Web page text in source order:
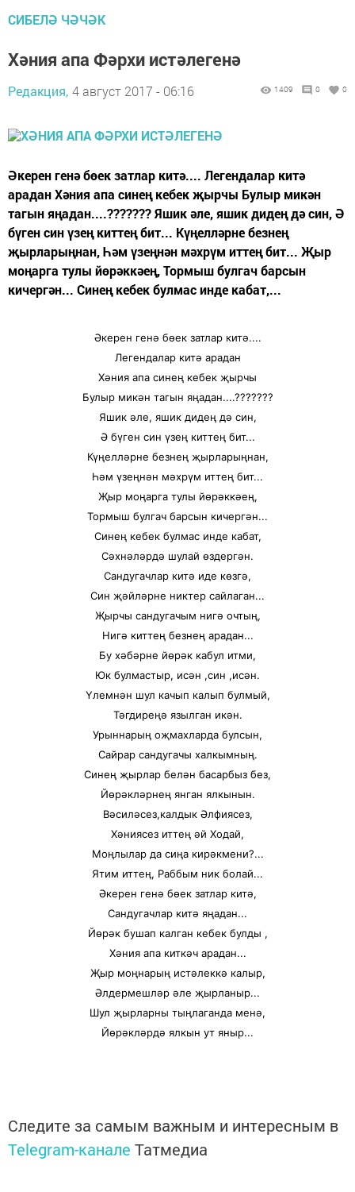
СИБЕЛӘ ЧӘЧӘК
Хәния апа Фәрхи истәлегенә
Редакция, 4 август 2017 - 06:16 1409 0 0
Әкерен генә бөек затлар китә.... Легендалар китә
арадан Хәния апа синең кебек җырчы Булыр микән
тагын яңадан....??????? Яшик әле, яшик дидең дә син, Ә
бүген син үзең киттең бит... Күңелләрне безнең
җырларыңнан, Һәм үзеңнән мәхрүм иттең бит... Җыр
моңарга тулы йөрәккәең, Тормыш булгач барсын
кичергән... Синең кебек булмас инде кабат,...
Әкерен генә бөек затлар китә....
Легендалар китә арадан
Хәния апа синең кебек җырчы
Булыр микән тагын яңадан....???????
Яшик әле, яшик дидең дә син,
Ә бүген син үзең киттең бит...
Күңелләрне безнең җырларыңнан,
Һәм үзеңнән мәхрүм иттең бит...
Җыр моңарга тулы йөрәккәең,
Тормыш булгач барсын кичергән...
Синең кебек булмас инде кабат,
Сәхнәләрдә шулай өздергән.
Сандугачлар китә иде көзгә,
Син җәйләрне никтер сайлаган...
Җырчы сандугачым нигә очтың,
Нигә киттең безнең арадан...
Бу хәбәрне йөрәк кабул итми,
Юк булмастыр, исән ,син ,исән.
Үлемнән шул качып калып булмый,
Тәгдиреңә язылган икән.
Урыннарың оҗмахларда булсын,
Сайрар сандугачы халкымның.
Синең җырлар белән басарбыз без,
Йөрәкләрнең янган ялкынын.
Вәсиләсез,калдык Әлфиясез,
Хәниясез иттең әй Ходай,
Моңлылар да сиңа кирәкмени?...
Ятим иттең, Раббым ник болай...
Әкерен генә бөек затлар китә,
Сандугачлар китә яңадан...
Йөрәк бушап калган кебек булды ,
Хәния апа киткәч арадан...
Җыр моңнарың истәлеккә калыр,
Әлдермешләр әле җырланыр...
Шул җырларны тыңлаганда менә,
Йөрәкләрдә ялкын ут яныр...
Следите за самым важным и интересным в
Telegram-канале Татмедиа